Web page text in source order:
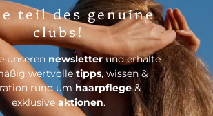
teil des genuine
clubs!
unseren newsletterund erhalte
wertvolletipps, wissen &
rund um haarpflege&
exklusive aktionen.